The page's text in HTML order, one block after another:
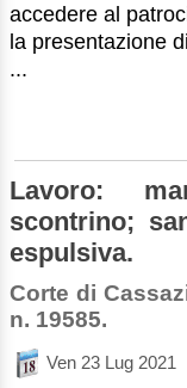
accedere al
la presentazione
...
Lavoro:
scontrino;
espulsiva.
Corte di
n. 19585.
Ven 23 Lug 2021